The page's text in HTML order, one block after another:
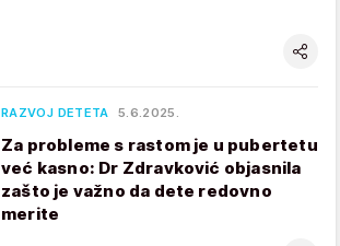
RAZVOJ DETETA 5.6.2025.
Za probleme s rastom je u pubertetu
već kasno: Dr Zdravković objasnila
zašto je važno da dete redovno
merite